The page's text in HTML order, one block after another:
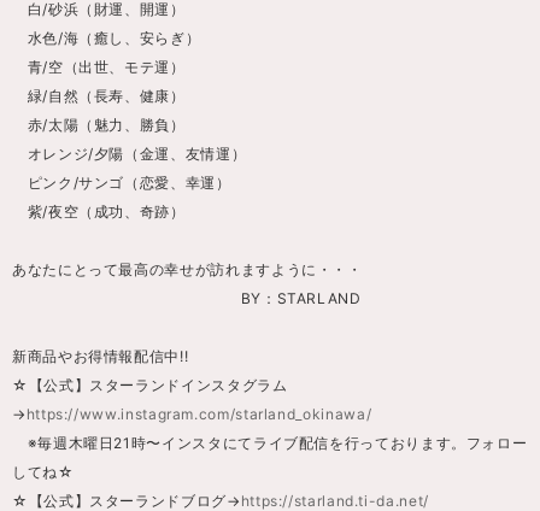
白/砂浜（財運、開運）
水色/海（癒し、安らぎ）
青/空（出世、モテ運）
緑/自然（長寿、健康）
赤/太陽（魅力、勝負）
オレンジ/夕陽（金運、友情運）
ピンク/サンゴ（恋愛、幸運）
紫/夜空（成功、奇跡）
あなたにとって最高の幸せが訪れますように・・・
BY：STARLAND
新商品やお得情報配信中!!
☆【公式】スターランドインスタグラム
→ https://www.instagram.com/starland_okinawa/
※毎週木曜日21時〜インスタにてライブ配信を行っております。フォロー
してね☆
☆【公式】スターランドブログ→ https://starland.ti-da.net/